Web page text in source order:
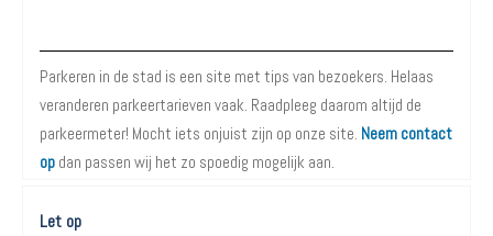
Parkeren in de stad is een site met tips van bezoekers. Helaas
veranderen parkeertarieven vaak. Raadpleeg daarom altijd de
parkeermeter! Mocht iets onjuist zijn op onze site. Neem contact
op dan passen wij het zo spoedig mogelijk aan.
Let op